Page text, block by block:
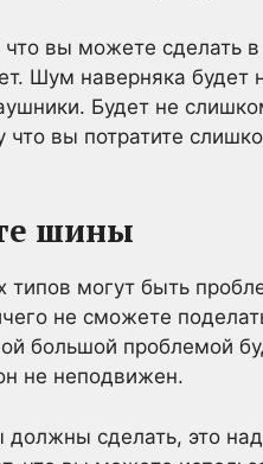
вы можете сделать в
Шум наверняка будет
Будет не
что вы потратите
шины
типов могут быть
не сможете
большой проблемой
не неподвижен.
должны сделать, это